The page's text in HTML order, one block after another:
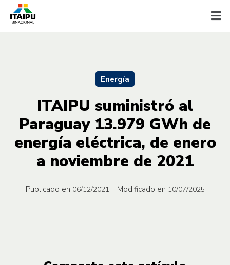
Energía
ITAIPU suministró al
Paraguay 13.979 GWh de
energía eléctrica, de enero
a noviembre de 2021
Publicado en 06/12/2021 | Modificado en 10/07/2025